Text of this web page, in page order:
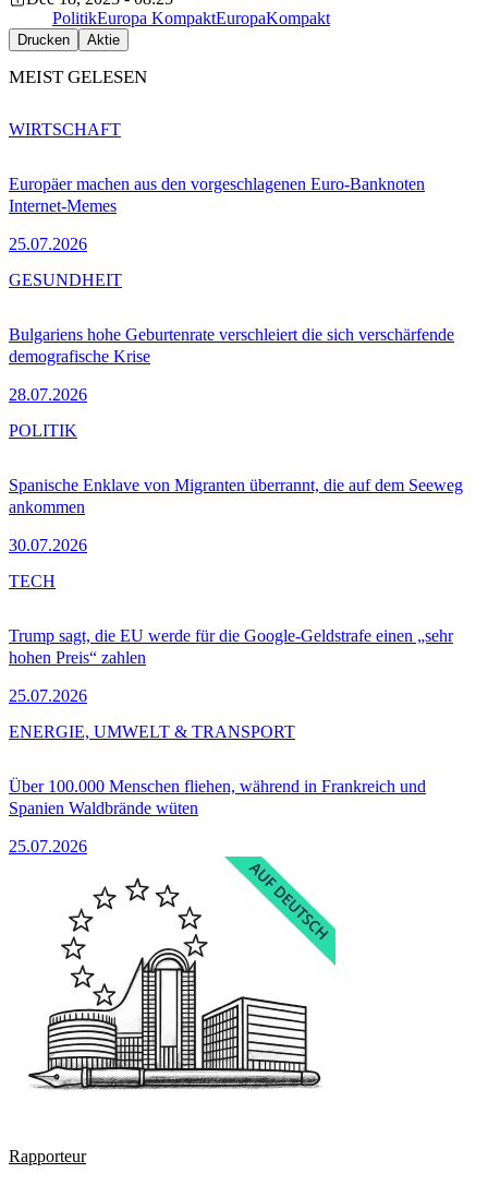
PolitikEuropa KompaktEuropaKompakt
Drucken Aktie
MEIST GELESEN
Europäer machen aus den vorgeschlagenen Euro-Banknoten
Internet-Memes
25.07.2026
WIRTSCHAFT
Bulgariens hohe Geburtenrate verschleiert die sich verschärfende
demografische Krise
28.07.2026
GESUNDHEIT
Spanische Enklave von Migranten überrannt, die auf dem Seeweg
ankommen
30.07.2026
POLITIK
Trump sagt, die EU werde für die Google-Geldstrafe einen „sehr
hohen Preis“ zahlen
25.07.2026
TECH
Über 100.000 Menschen fliehen, während in Frankreich und
Spanien Waldbrände wüten
25.07.2026
ENERGIE, UMWELT & TRANSPORT
Rapporteur